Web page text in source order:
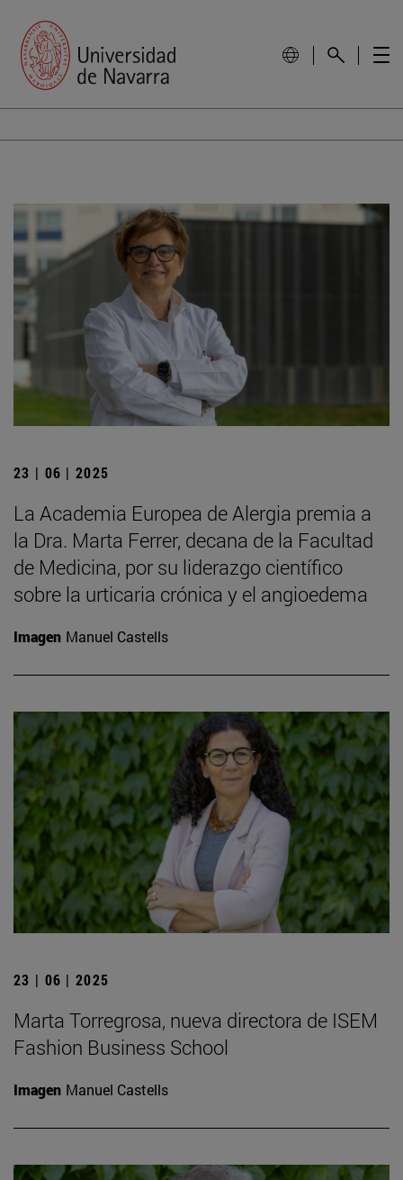
23 | 06 | 2025
La Academia Europea de Alergia premia a
la Dra. Marta Ferrer, decana de la Facultad
de Medicina, por su liderazgo científico
sobre la urticaria crónica y el angioedema
Imagen Manuel Castells
23 | 06 | 2025
Marta Torregrosa, nueva directora de ISEM
Fashion Business School
Imagen Manuel Castells